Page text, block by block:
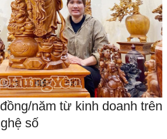
năm từ kinh doanh trên
số